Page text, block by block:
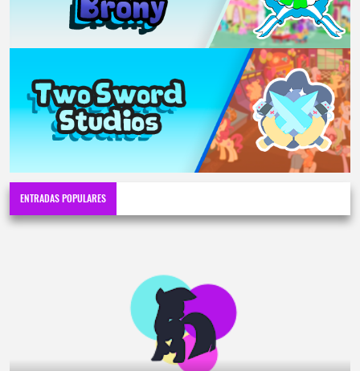
ENTRADAS POPULARES